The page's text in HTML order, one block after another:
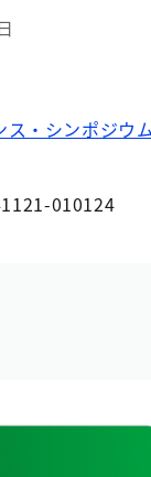
・シンポジウ
010124